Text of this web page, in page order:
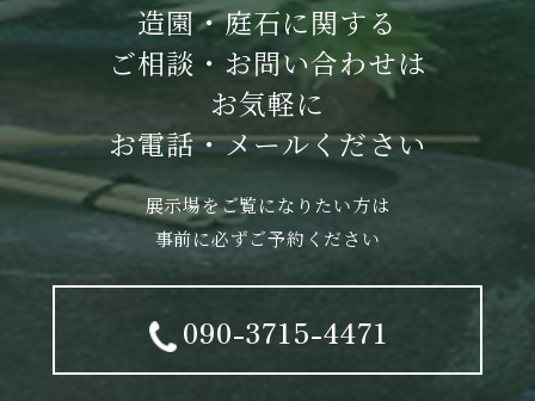
造園・庭石に関する
ご相談・お問い合わせは
お気軽に
お電話・メールください
展示場をご覧になりたい方は
事前に必ずご予約ください
090-3715-4471